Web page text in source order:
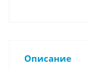
Описание